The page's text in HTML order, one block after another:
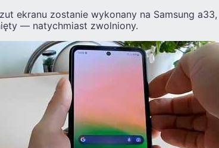
ekranu zostanie wykonany na Samsung
— natychmiast zwolniony.